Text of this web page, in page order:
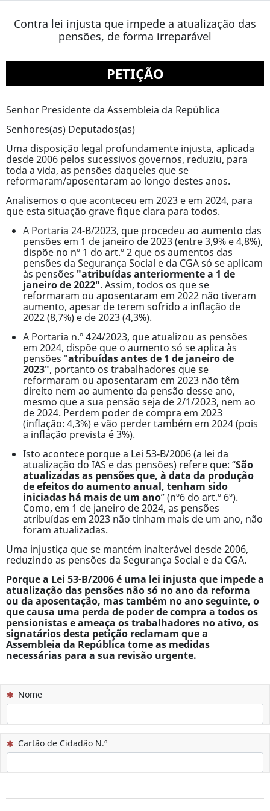
Contra lei injusta que impede a atualização das
pensões, de forma irreparável
PETIÇÃO
Senhor Presidente da Assembleia da República
Senhores(as) Deputados(as)
Uma disposição legal profundamente injusta, aplicada
desde 2006 pelos sucessivos governos, reduziu, para
toda a vida, as pensões daqueles que se
reformaram/aposentaram ao longo destes anos.
Analisemos o que aconteceu em 2023 e em 2024, para
que esta situação grave fique clara para todos.
A Portaria 24-B/2023, que procedeu ao aumento das
pensões em 1 de janeiro de 2023 (entre 3,9% e 4,8%),
dispõe no nº 1 do art.º 2 que os aumentos das
pensões da Segurança Social e da CGA só se aplicam
às pensões "atribuídas anteriormente a 1 de
janeiro de 2022". Assim, todos os que se
reformaram ou aposentaram em 2022 não tiveram
aumento, apesar de terem sofrido a inflação de
2022 (8,7%) e de 2023 (4,3%).
A Portaria n.º 424/2023, que atualizou as pensões
em 2024, dispõe que o aumento só se aplica às
pensões "atribuídas antes de 1 de janeiro de
2023", portanto os trabalhadores que se
reformaram ou aposentaram em 2023 não têm
direito nem ao aumento da pensão desse ano,
mesmo que a sua pensão seja de 2/1/2023, nem ao
de 2024. Perdem poder de compra em 2023
(inflação: 4,3%) e vão perder também em 2024 (pois
a inflação prevista é 3%).
Isto acontece porque a Lei 53-B/2006 (a lei da
atualização do IAS e das pensões) refere que: “São
atualizadas as pensões que, à data da produção
de efeitos do aumento anual, tenham sido
iniciadas há mais de um ano” (nº6 do art.º 6º).
Como, em 1 de janeiro de 2024, as pensões
atribuídas em 2023 não tinham mais de um ano, não
foram atualizadas.
Uma injustiça que se mantém inalterável desde 2006,
reduzindo as pensões da Segurança Social e da CGA.
Porque a Lei 53-B/2006 é uma lei injusta que impede a
atualização das pensões não só no ano da reforma
ou da aposentação, mas também no ano seguinte, o
que causa uma perda de poder de compra a todos os
pensionistas e ameaça os trabalhadores no ativo, os
signatários desta petição reclamam que a
Assembleia da República tome as medidas
necessárias para a sua revisão urgente.
(Esta questão é obrigatória)
Nome
(Esta questão é obrigatória)
Cartão de Cidadão N.º